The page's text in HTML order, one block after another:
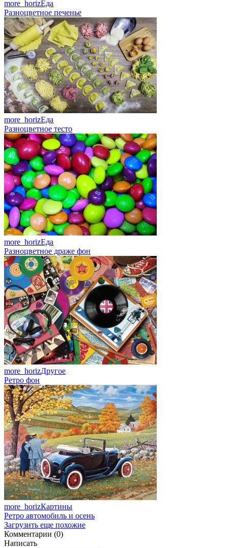
more_horizЕда
Разноцветное печенье
more_horizЕда
Разноцветное тесто
more_horizЕда
Разноцветное драже фон
more_horizДругое
Ретро фон
more_horizКартины
Ретро автомобиль и осень
Загрузить еще похожие
Комментарии (0)
Написать